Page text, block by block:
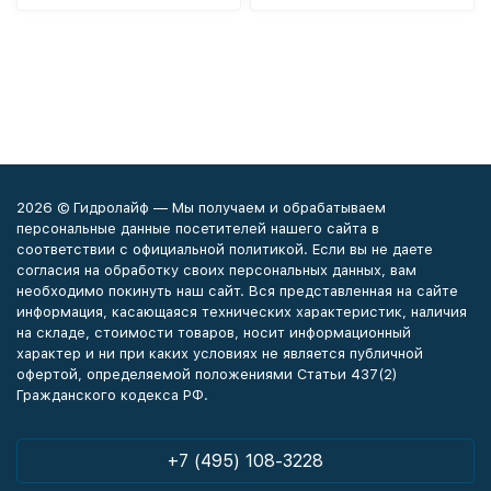
2026 © Гидролайф — Мы получаем и обрабатываем
персональные данные посетителей нашего сайта в
соответствии с официальной политикой. Если вы не даете
согласия на обработку своих персональных данных, вам
необходимо покинуть наш сайт. Вся представленная на сайте
информация, касающаяся технических характеристик, наличия
на складе, стоимости товаров, носит информационный
характер и ни при каких условиях не является публичной
офертой, определяемой положениями Статьи 437(2)
Гражданского кодекса РФ.
+7 (495) 108-3228